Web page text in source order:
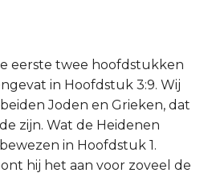
eerste twee hoofdstukken
in Hoofdstuk 3:9. Wij
Joden en Grieken, dat
zijn. Wat de Heidenen
in Hoofdstuk 1.
hij het aan voor zoveel de